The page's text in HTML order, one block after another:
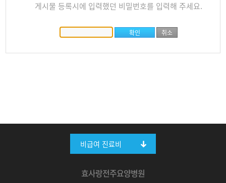
게시물 등록시에 입력했던 비밀번호를 입력해 주세요.
비급여 진료비
효사랑전주요양병원